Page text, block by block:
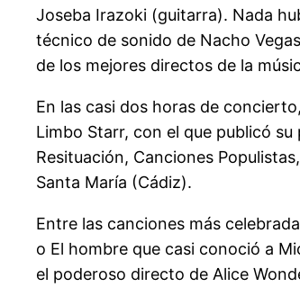
Joseba Irazoki (guitarra). Nada
técnico de sonido de Nacho
de los mejores directos de la
En las casi dos horas de
Limbo Starr, con el que publicó
Resituación, Canciones
Santa María (Cádiz).
Entre las canciones más
o El hombre que casi conoció a
el poderoso directo de Alice